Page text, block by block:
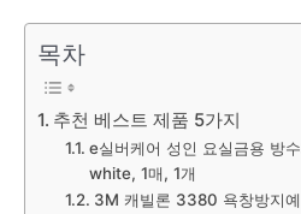
목차
추천 베스트 제품 5가지
e실버케어 성인 요실금용 방
white, 1매, 1개
3M 캐빌론 3380 욕창방지